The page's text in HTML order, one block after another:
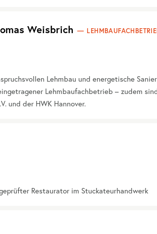
Weisbrich
Lehmbau und energetische
Lehmbaufachbetrieb – zudem
und der HWK Hannover.
Restaurator im Stuckateurhandwerk